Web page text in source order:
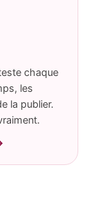
chaque
les
la publier.